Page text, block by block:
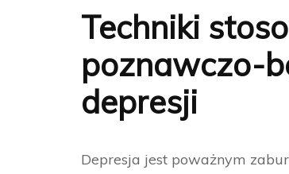
Techniki
poznawczo-
depresji
Depresja jest poważnym